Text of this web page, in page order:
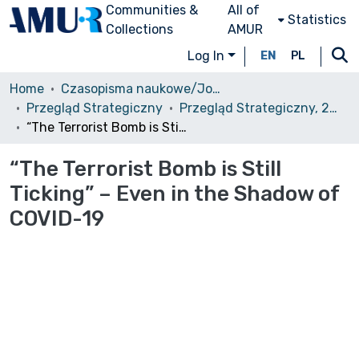
Communities &
Collections
All of
AMUR
Statistics
Log In EN PL
Home
Czasopisma naukowe/Journals
Przegląd Strategiczny
Przegląd Strategiczny, 2020, nr 13
“The Terrorist Bomb is Still Ticking” – Even in the Shadow of COVID-19
“The Terrorist Bomb is Still
Ticking” – Even in the Shadow of
COVID-19